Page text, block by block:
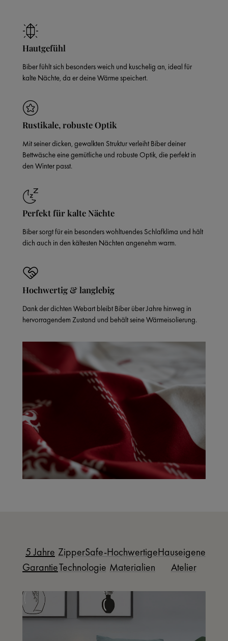
Hautgefühl
Biber fühlt sich besonders weich und kuschelig an, ideal für
kalte Nächte, da er deine Wärme speichert.
Rustikale, robuste Optik
Mit seiner dicken, gewalkten Struktur verleiht Biber deiner
Bettwäsche eine gemütliche und robuste Optik, die perfekt in
den Winter passt.
Perfekt für kalte Nächte
Biber sorgt für ein besonders wohltuendes Schlafklima und hält
dich auch in den kältesten Nächten angenehm warm.
Hochwertig & langlebig
Dank der dichten Webart bleibt Biber über Jahre hinweg in
hervorragendem Zustand und behält seine Wärmeisolierung.
5 Jahre
Garantie
ZipperSafe-
Technologie
Hochwertige
Materialien
Hauseigenes
Atelier